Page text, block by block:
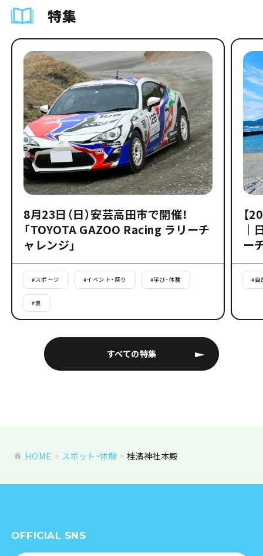
特集
すべての特集
8月23日（日）安芸高田市で開催！
「TOYOTA GAZOO Racing ラリーチ
ャレンジ」
#スポーツ #イベント・祭り #学び・体験
#夏
【
｜
ー
#自
HOME スポット・体験 桂濱神社本殿
OFFICIAL SNS